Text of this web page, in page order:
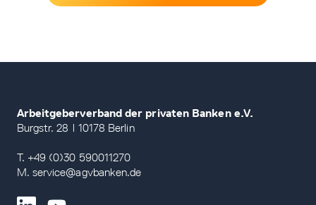
Arbeitgeberverband der privaten Banken e.V.
Burgstr. 28 | 10178 Berlin
T. +49 (0)30 590011270
M. service@agvbanken.de